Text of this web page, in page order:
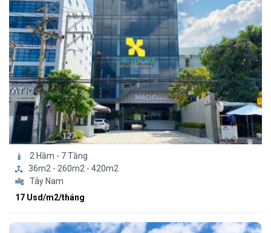
2 Hầm - 7 Tầng
36m2 - 260m2 - 420m2
Tây Nam
17 Usd/m2/tháng